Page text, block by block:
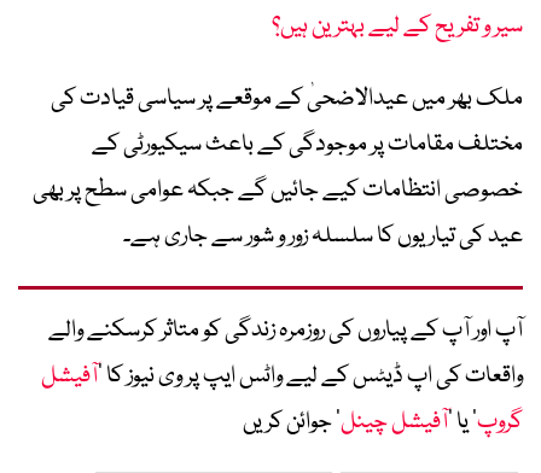
سیر و تفریح کے لیے بہترین ہیں؟
ملک بھر میں عیدالاضحیٰ کے موقعے پر سیاسی قیادت کی
مختلف مقامات پر موجودگی کے باعث سیکیورٹی کے
خصوصی انتظامات کیے جائیں گے جبکہ عوامی سطح پر بھی
عید کی تیاریوں کا سلسلہ زور و شور سے جاری ہے۔
آپ اور آپ کے پیاروں کی روزمرہ زندگی کو متاثر کرسکنے والے
واقعات کی اپ ڈیٹس کے لیے واٹس ایپ پر وی نیوز کا ’آفیشل
گروپ‘ یا ’آفیشل چینل‘ جوائن کریں